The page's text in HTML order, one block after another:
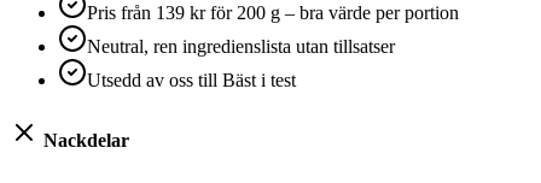
Pris från 139 kr för 200 g – bra värde per portion
Neutral, ren ingredienslista utan tillsatser
Utsedd av oss till Bäst i test
Nackdelar